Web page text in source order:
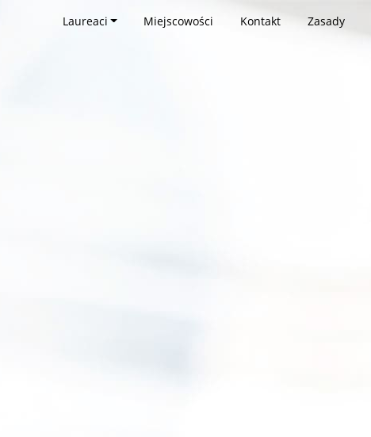
Laureaci Miejscowości Kontakt Zasady